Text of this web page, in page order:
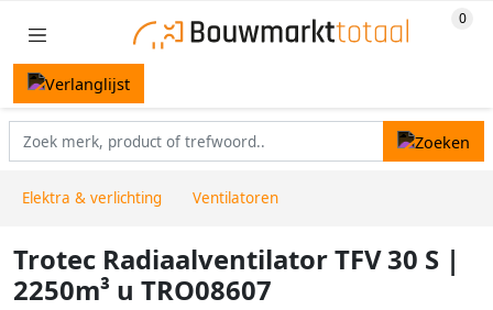
Elektra & verlichting Ventilatoren
Trotec Radiaalventilator TFV 30 S |
2250m³ u TRO08607